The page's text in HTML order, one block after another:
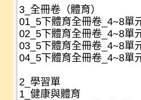
3_全冊卷（體育）
01_5下體育全冊卷_4~8單
02_5下體育全冊卷_4~8單
03_5下體育全冊卷_4~8單
04_5下體育全冊卷_4~8單
2_學習單
1_健康與體育